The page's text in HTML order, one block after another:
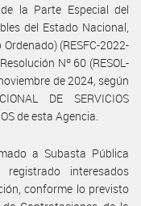
la Parte Especial del
del Estado Nacional,
(RESFC-2022-
Nº 60 (RESOL-
de 2024, según
DE SERVICIOS
de esta Agencia.
a Subasta Pública
interesados
conforme lo previsto